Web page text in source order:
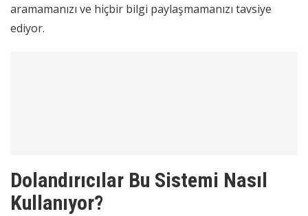
aramamanızı ve hiçbir bilgi paylaşmamanızı tavsiye
ediyor.
Dolandırıcılar Bu Sistemi Nasıl
Kullanıyor?